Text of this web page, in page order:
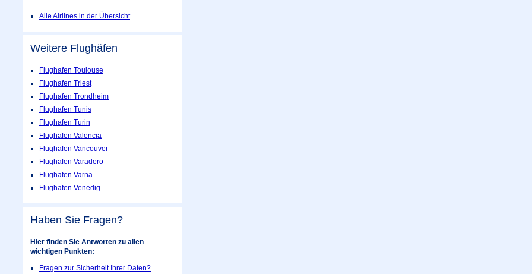
Alle Airlines in der Übersicht
Weitere Flughäfen
Flughafen Toulouse
Flughafen Triest
Flughafen Trondheim
Flughafen Tunis
Flughafen Turin
Flughafen Valencia
Flughafen Vancouver
Flughafen Varadero
Flughafen Varna
Flughafen Venedig
Haben Sie Fragen?
Hier finden Sie Antworten zu allen
wichtigen Punkten:
Fragen zur Sicherheit Ihrer Daten?